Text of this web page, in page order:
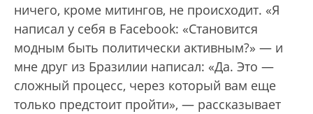
ничего, кроме митингов, не происходит. «Я
написал у себя в Facebook: «Становится
модным быть политически активным?» — и
мне друг из Бразилии написал: «Да. Это —
сложный процесс, через который вам еще
только предстоит пройти», — рассказывает